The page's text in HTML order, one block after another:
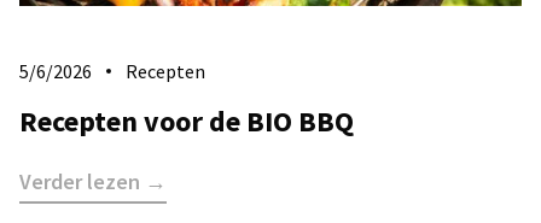
5/6/2026 Recepten
Recepten voor de BIO BBQ
Verder lezen →